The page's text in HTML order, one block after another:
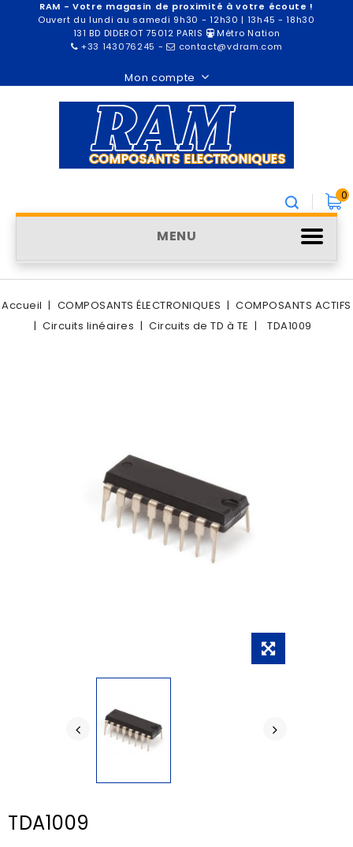
RAM - Votre magasin de proximité à votre écoute !
Ouvert du lundi au samedi 9h30 - 12h30 | 13h45 - 18h30
131 BD DIDEROT 75012 PARIS
Métro Nation
+33 143076245 - contact@vdram.com
Mon compte
0
MENU
Accueil COMPOSANTS ÉLECTRONIQUES
COMPOSANTS ACTIFS
Circuits linéaires
Circuits de TD à TE TDA1009
TDA1009